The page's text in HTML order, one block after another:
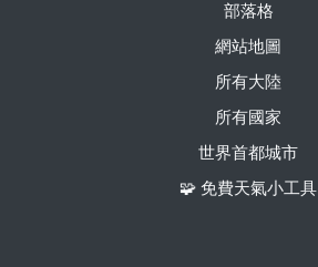
部落格
網站地圖
所有大陸
所有國家
世界首都城市
🧩 免費天氣小工具